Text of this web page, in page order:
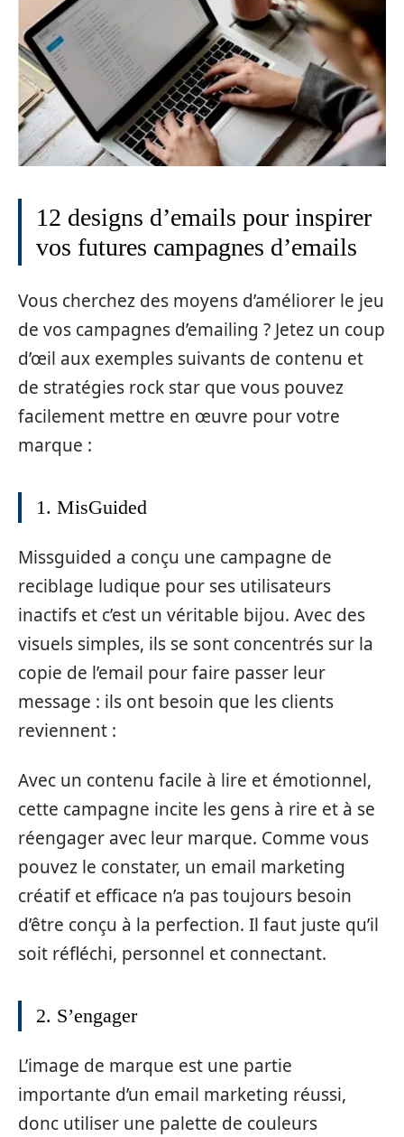
12 designs d’emails pour inspirer
vos futures campagnes d’emails
Vous cherchez des moyens d’améliorer le jeu
de vos campagnes d’emailing ? Jetez un coup
d’œil aux exemples suivants de contenu et
de stratégies rock star que vous pouvez
facilement mettre en œuvre pour votre
marque :
1. MisGuided
Missguided a conçu une campagne de
reciblage ludique pour ses utilisateurs
inactifs et c’est un véritable bijou. Avec des
visuels simples, ils se sont concentrés sur la
copie de l’email pour faire passer leur
message : ils ont besoin que les clients
reviennent :
Avec un contenu facile à lire et émotionnel,
cette campagne incite les gens à rire et à se
réengager avec leur marque. Comme vous
pouvez le constater, un email marketing
créatif et efficace n’a pas toujours besoin
d’être conçu à la perfection. Il faut juste qu’il
soit réfléchi, personnel et connectant.
2. S’engager
L’image de marque est une partie
importante d’un email marketing réussi,
donc utiliser une palette de couleurs